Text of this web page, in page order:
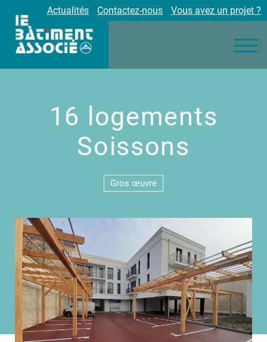
Actualités Contactez-nous Vous avez un projet ?
Nos engagements
Nos métiers
Environnement
Partenaires
Carrières
16 logements
Soissons
Gros œuvre